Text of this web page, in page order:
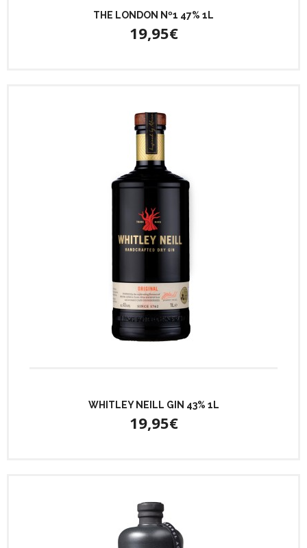
THE LONDON Nº1 47% 1L
19,95€
WHITLEY NEILL GIN 43% 1L
19,95€